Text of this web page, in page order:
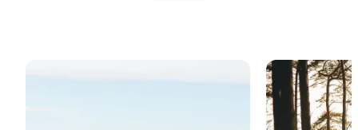
Oplevelser,